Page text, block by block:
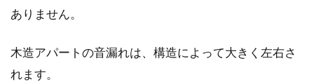
ありません。
木造アパートの音漏れは、構造によって大きく左右さ
れます。